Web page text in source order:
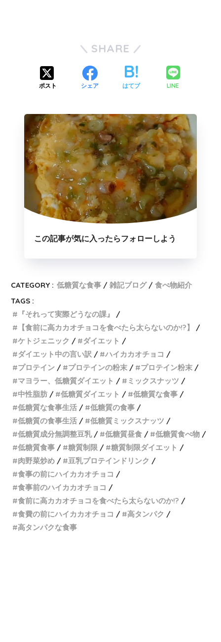
SHARE
ポスト シェア はてブ LINE
この記事が気に入ったらフォローしよう
CATEGORY : 低糖質な食事 雑記ブログ
食べ物紹介
TAGS :
『それって実際どうなの課』
【食前に高カカオチョコを食べたら太らないのか!?】
ケトジェニック
ダイエット
ダイエット中の言い訳
ハイカカオチョコ
プロテイン
プロテインの粉末
プロテイン粉末
マヨラー、低糖質ダイエット
ミックスナッツ
中性脂肪
低糖質ダイエット
低糖質な食事
低糖質な食事生活
低糖質の食事
低糖質の食事生活
低糖質ミックスナッツ
低糖質成分無調整豆乳
低糖質昼食
低糖質食べ物
低糖質食事
糖質制限
糖質制限ダイエット
肉野菜炒め
豆乳プロテインドリンク
食事の前にハイカカオチョコ
食事前のハイカカオチョコ
食前に高カカオチョコを食べたら太らないのか!?
食費の前にハイカカオチョコ
高タンパク
高タンパクな食事